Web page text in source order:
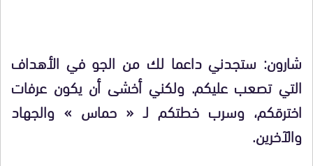
شارون: ستجدني داعما لك من الجو في الأهداف
التي تصعب عليكم. ولكني أخشى أن يكون عرفات
اخترقكم، وسرب خطتكم لـ « حماس » والجهاد
والآخرين.